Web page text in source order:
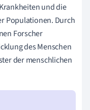
und die
Populationen. Durch
Forscher
des Menschen
der menschlichen